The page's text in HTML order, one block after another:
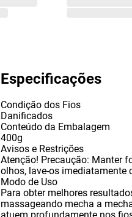
Especificações
Condição dos Fios
Danificados
Conteúdo da Embalagem
400g
Avisos e Restrições
Atenção! Precaução: Manter
olhos, lave-os imediatamente
Modo de Uso
Para obter melhores
massageando mecha a